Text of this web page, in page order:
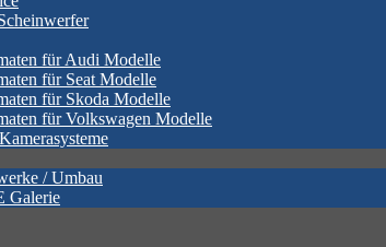
für Audi Modelle
für Seat Modelle
für Skoda Modelle
für Volkswagen Modelle
/ Umbau
Galerie